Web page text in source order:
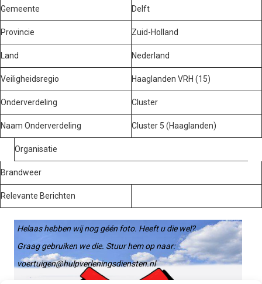
Gemeente Delft
Provincie Zuid-Holland
Land Nederland
Veiligheidsregio Haaglanden VRH (15)
Onderverdeling Cluster
Naam Onderverdeling Cluster 5 (Haaglanden)
Organisatie
Brandweer
Relevante Berichten
Helaas hebben wij nog géén foto. Heeft u die wel?
Graag gebruiken we die. Stuur hem op naar:
voertuigen@hulpverleningsdiensten.nl